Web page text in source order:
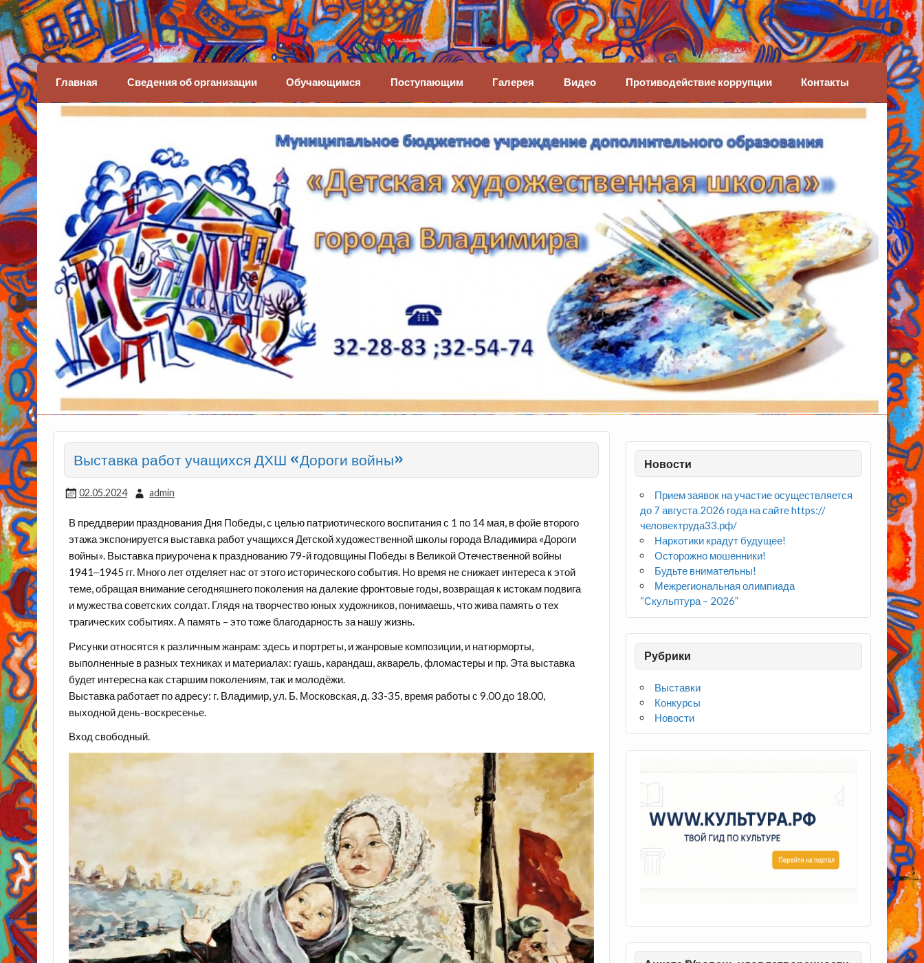
Детская художественная школа
Главная Сведения об организации Обучающимся Поступающим Галерея Видео Противодействие коррупции Контакты
Выставка работ учащихся ДХШ «Дороги войны»
02.05.2024 admin
В преддверии празднования Дня Победы, с целью патриотического воспитания с 1 по 14 мая, в фойе второго
этажа экспонируется выставка работ учащихся Детской художественной школы города Владимира «Дороги
войны». Выставка приурочена к празднованию 79-й годовщины Победы в Великой Отечественной войны
1941‒1945 гг. Много лет отделяет нас от этого исторического события. Но время не снижает интереса к этой
теме, обращая внимание сегодняшнего поколения на далекие фронтовые годы, возвращая к истокам подвига
и мужества советских солдат. Глядя на творчество юных художников, понимаешь, что жива память о тех
трагических событиях. А память – это тоже благодарность за нашу жизнь.
Рисунки относятся к различным жанрам: здесь и портреты, и жанровые композиции, и натюрморты,
выполненные в разных техниках и материалах: гуашь, карандаш, акварель, фломастеры и пр. Эта выставка
будет интересна как старшим поколениям, так и молодёжи.
Выставка работает по адресу: г. Владимир, ул. Б. Московская, д. 33-35, время работы с 9.00 до 18.00,
выходной день-воскресенье.
Вход свободный.
Новости
Прием заявок на участие осуществляется
до 7 августа 2026 года на сайте https://
человектруда33.рф/
Наркотики крадут будущее!
Осторожно мошенники!
Будьте внимательны!
Межрегиональная олимпиада
“Скульптура – 2026”
Рубрики
Выставки
Конкурсы
Новости